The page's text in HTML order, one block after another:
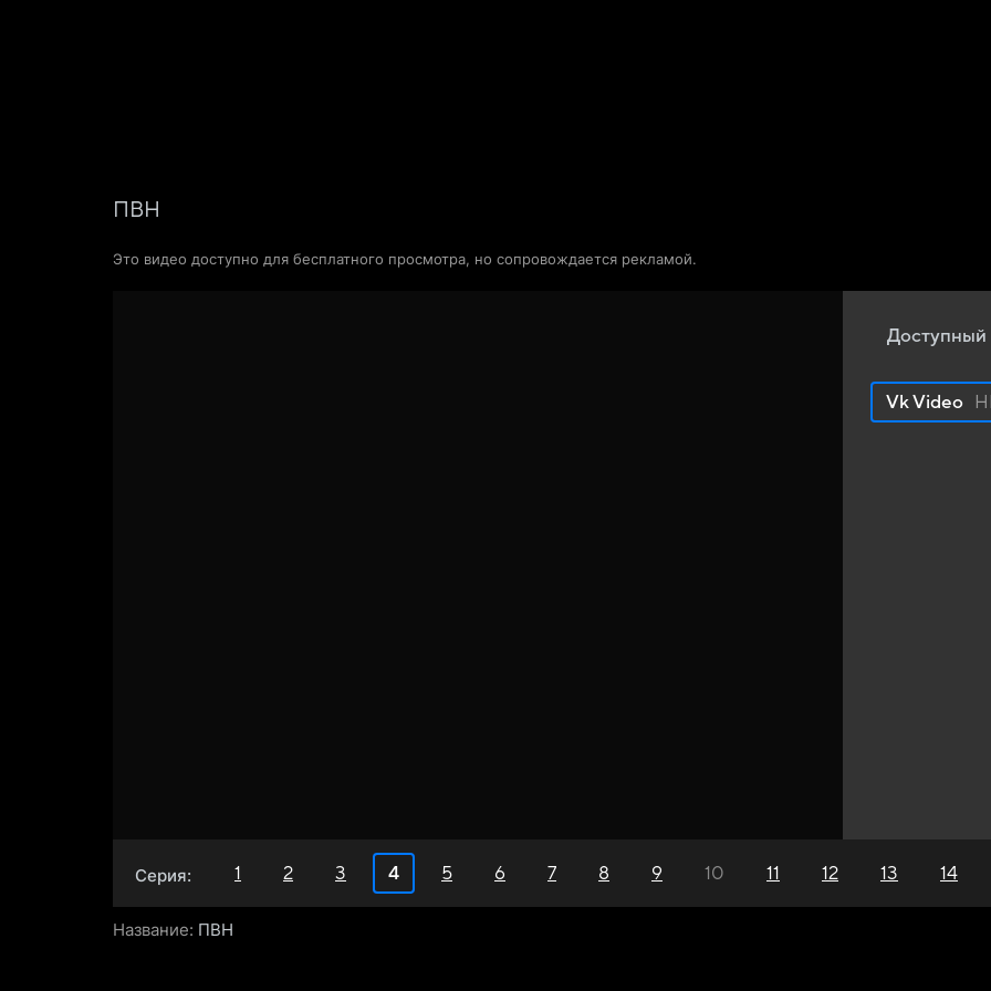
ПВН
Это видео доступно для бесплатного просмотра, но сопровождается рекламой.
Доступный
Vk Video
Серия: 1 2 3 4 5 6 7 8 9 10 11 12 13 14
Название: ПВН